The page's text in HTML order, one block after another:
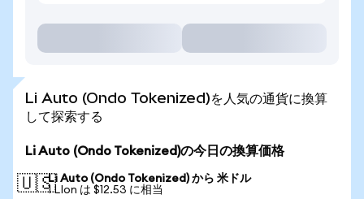
Li Auto (Ondo Tokenized)を人気の通貨に換算
して探索する
Li Auto (Ondo Tokenized)の今日の換算価格
🇺🇸Li Auto (Ondo Tokenized) から 米ドル
1 LIon は $12.53 に相当